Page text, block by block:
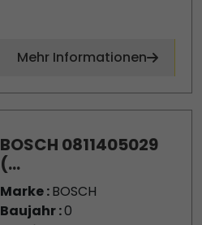
Mehr Informationen
BOSCH 0811405029
(...
Marke :BOSCH
Baujahr :0